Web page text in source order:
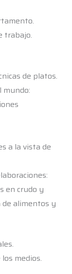
trabajo.
de platos.
mundo:
a la vista de
en crudo y
de alimentos y
medios.